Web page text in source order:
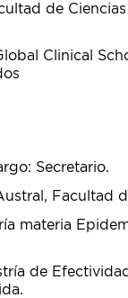
de
Clinical
Secretario.
Facultad
materia
de